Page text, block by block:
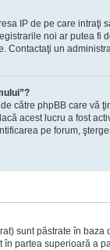
IP de pe care intraţi
noi ar putea fi
Contactaţi un
către phpBB care vă
acest lucru a fost
pe forum,
sunt păstrate în baza
partea superioară a